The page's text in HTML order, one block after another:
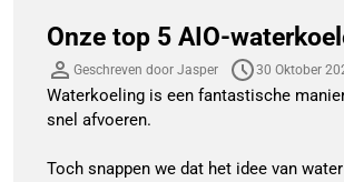
Onze top 5 AIO-
Geschreven door Jasper 30 Oktober
Waterkoeling is een fantastische
snel afvoeren.
Toch snappen we dat het idee van